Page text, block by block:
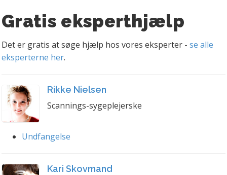
Gratis eksperthjælp
Det er gratis at søge hjælp hos vores eksperter - se alle
eksperterne her.
Rikke Nielsen
Scannings-sygeplejerske
Undfangelse
Kari Skovmand